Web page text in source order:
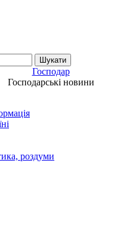
Господар
Господарські новини
роздуми